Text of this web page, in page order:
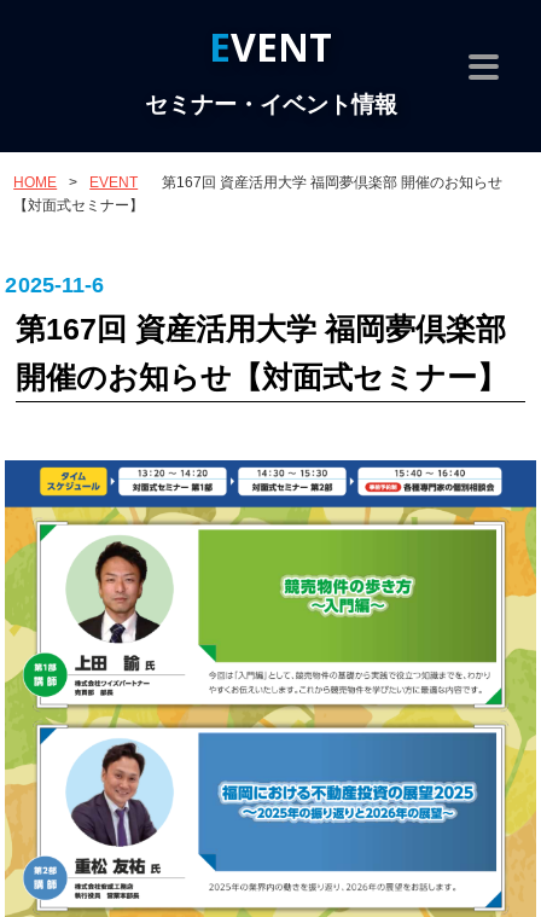
EVENT
セミナー・イベント情報
HOME > EVENT
第167回 資産活用大学 福岡夢倶楽部 開催のお知らせ
【対面式セミナー】
2025-11-6
第167回 資産活用大学 福岡夢倶楽部
開催のお知らせ【対面式セミナー】